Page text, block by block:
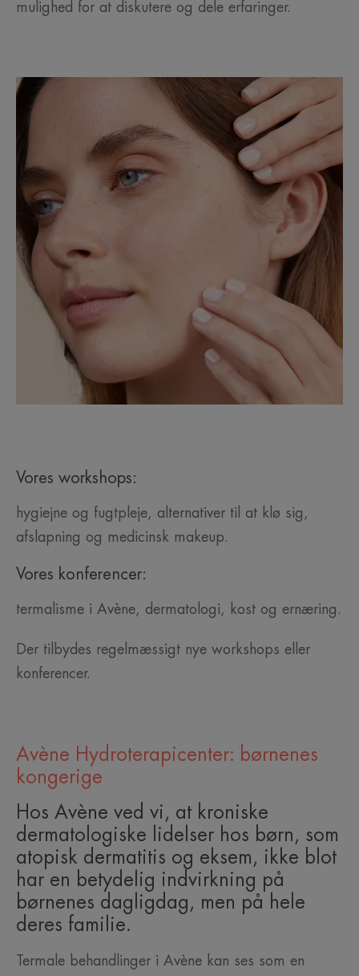
mulighed for at diskutere og dele erfaringer.
Vores workshops:
hygiejne og fugtpleje, alternativer til at klø sig,
afslapning og medicinsk makeup.
Vores konferencer:
termalisme i Avène, dermatologi, kost og ernæring.
Der tilbydes regelmæssigt nye workshops eller
konferencer.
Avène Hydroterapicenter: børnenes
kongerige
Hos Avène ved vi, at kroniske
dermatologiske lidelser hos børn, som
atopisk dermatitis og eksem, ikke blot
har en betydelig indvirkning på
børnenes dagligdag, men på hele
deres familie.
Termale behandlinger i Avène kan ses som en